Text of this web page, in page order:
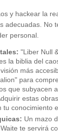
y hackear la
adecuadas. No
personal.
"Liber Null
la biblia del
más
para
que subyacen
estas
tu conocimiento
Un mazo
te servirá